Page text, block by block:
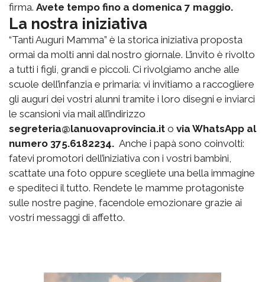
firma. Avete tempo fino a domenica 7 maggio.
La nostra iniziativa
“Tanti Auguri Mamma” è la storica iniziativa proposta
ormai da molti anni dal nostro giornale. L’invito è rivolto
a tutti i figli, grandi e piccoli. Ci rivolgiamo anche alle
scuole dell’infanzia e primaria: vi invitiamo a raccogliere
gli auguri dei vostri alunni tramite i loro disegni e inviarci
le scansioni via mail all’indirizzo
segreteria@lanuovaprovincia.it o via WhatsApp al
numero 375.6182234. Anche i papà sono coinvolti:
fatevi promotori dell’iniziativa con i vostri bambini,
scattate una foto oppure scegliete una bella immagine
e spediteci il tutto. Rendete le mamme protagoniste
sulle nostre pagine, facendole emozionare grazie ai
vostri messaggi di affetto.